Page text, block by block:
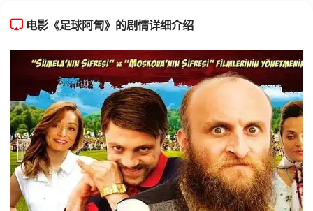
电影《足球阿訇》的剧情详细介绍